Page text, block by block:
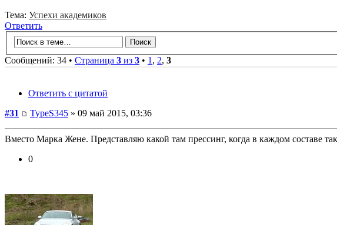
Тема: Успехи академиков
Ответить
Сообщений: 34 • Страница 3 из 3 • 1 , 2, 3
Ответить с цитатой
#31
TypeS345 » 09 май 2015, 03:36
Вместо Марка Жене. Представляю какой там прессинг, когда в каждом составе
0